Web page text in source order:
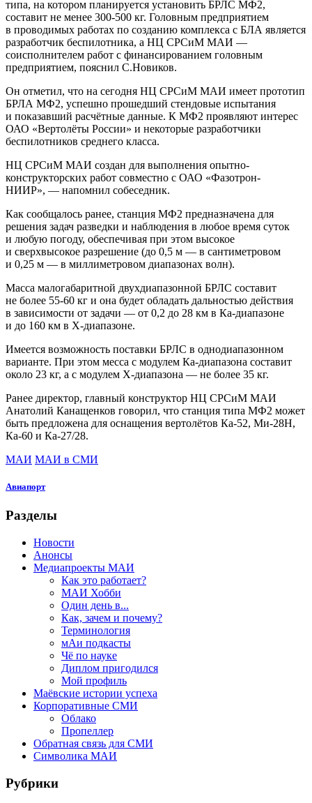
типа, на котором планируется установить БРЛС МФ2,
составит не менее 300-500 кг. Головным предприятием
в проводимых работах по созданию комплекса с БЛА является
разработчик беспилотника, а НЦ СРСиМ МАИ —
соисполнителем работ с финансированием головным
предприятием, пояснил С.Новиков.
Он отметил, что на сегодня НЦ СРСиМ МАИ имеет прототип
БРЛА МФ2, успешно прошедший стендовые испытания
и показавший расчётные данные. К МФ2 проявляют интерес
ОАО «Вертолёты России» и некоторые разработчики
беспилотников среднего класса.
НЦ СРСиМ МАИ создан для выполнения опытно-
конструкторских работ совместно с ОАО «Фазотрон-
НИИР», — напомнил собеседник.
Как сообщалось ранее, станция МФ2 предназначена для
решения задач разведки и наблюдения в любое время суток
и любую погоду, обеспечивая при этом высокое
и сверхвысокое разрешение (до 0,5 м — в сантиметровом
и 0,25 м — в миллиметровом диапазонах волн).
Масса малогабаритной двухдиапазонной БРЛС составит
не более 55-60 кг и она будет обладать дальностью действия
в зависимости от задачи — от 0,2 до 28 км в Ка-диапазоне
и до 160 км в Х-диапазоне.
Имеется возможность поставки БРЛС в однодиапазонном
варианте. При этом месса с модулем Ка-диапазона составит
около 23 кг, а с модулем Х-диапазона — не более 35 кг.
Ранее директор, главный конструктор НЦ СРСиМ МАИ
Анатолий Канащенков говорил, что станция типа МФ2 может
быть предложена для оснащения вертолётов Ка-52, Ми-28Н,
Ка-60 и Ка-27/28.
МАИ МАИ в СМИ
Авиапорт
Разделы
Новости
Анонсы
Медиапроекты МАИ
Как это работает?
МАИ Хобби
Один день в...
Как, зачем и почему?
Терминология
мАи подкасты
Чё по науке
Диплом пригодился
Мой профиль
Маёвские истории успеха
Корпоративные СМИ
Облако
Пропеллер
Обратная связь для СМИ
Символика МАИ
Рубрики